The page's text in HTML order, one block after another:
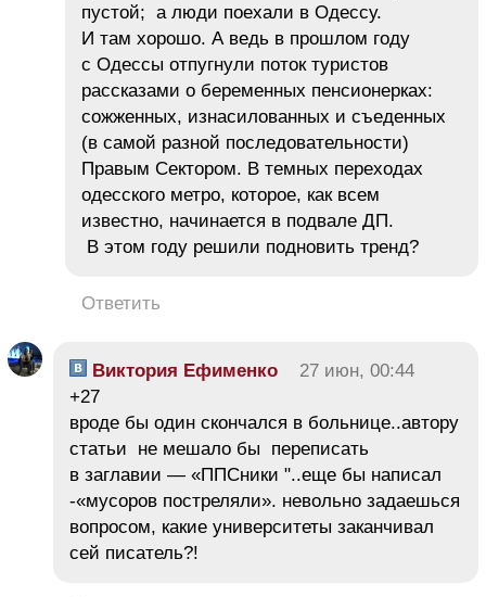
пустой; а люди поехали в Одессу.
И там хорошо. А ведь в прошлом году
с Одессы отпугнули поток туристов
рассказами о беременных пенсионерках:
сожженных, изнасилованных и съеденных
(в самой разной последовательности)
Правым Сектором. В темных переходах
одесского метро, которое, как всем
известно, начинается в подвале ДП.
В этом году решили подновить тренд?
Ответить
Виктория Ефименко
27 июн, 00:44
+27
вроде бы один скончался в больнице..автору
статьи не мешало бы переписать
в заглавии — «ППСники "..еще бы написал
-«мусоров постреляли». невольно задаешься
вопросом, какие университеты заканчивал
сей писатель?!